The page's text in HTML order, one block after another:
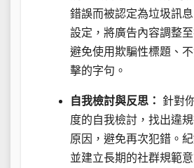
錯誤而被認定為垃圾訊
設定，將廣告內容調整
避免使用欺騙性標題、
擊的字句。
自我檢討與反思：
針對
度的自我檢討，找出違
原因，避免再次犯錯。
並建立長期的社群規範意